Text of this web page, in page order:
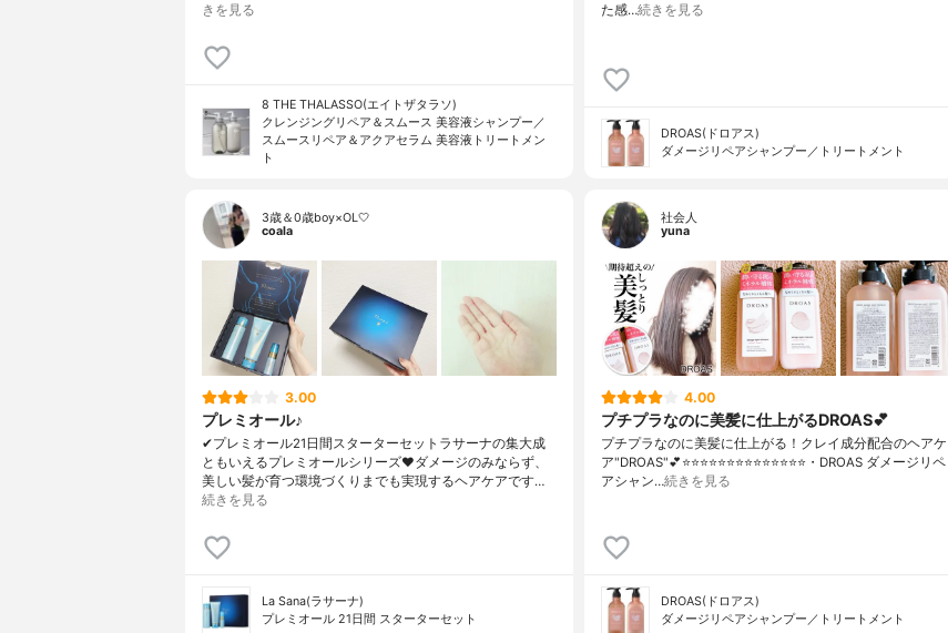
きを見る
8 THE THALASSO(エイトザタラソ)
クレンジングリペア＆スムース 美容液シャンプー／
スムースリペア＆アクアセラム 美容液トリートメン
ト
た感…続きを見る
DROAS(ドロアス)
ダメージリペアシャンプー／トリートメント
3歳＆0歳boy×OL🤍
coala
3.00
プレミオール♪
✔︎プレミオール21日間スターターセットラサーナの集大成
ともいえるプレミオールシリーズ❤︎ダメージのみならず、
美しい髪が育つ環境づくりまでも実現するヘアケアです…
続きを見る
La Sana(ラサーナ)
プレミオール 21日間 スターターセット
社会人
yuna
4.00
プチプラなのに美髪に仕上がるDROAS💕
プチプラなのに美髪に仕上がる！クレイ成分配合のヘアケ
ア"DROAS"💕⭐️⭐️⭐️⭐️⭐️⭐️⭐️⭐️⭐️⭐️⭐️⭐️⭐️⭐️・DROAS ダメージリペ
アシャン…続きを見る
DROAS(ドロアス)
ダメージリペアシャンプー／トリートメント